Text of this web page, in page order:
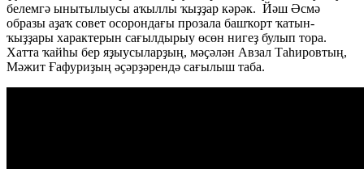
белемгә ынытылыусы аҡыллы ҡыҙҙар кәрәк. Йәш Әсмә
образы аҙаҡ совет осорондағы прозала башҡорт ҡатын-
ҡыҙҙары характерын сағылдырыу өсөн нигеҙ булып тора.
Хатта ҡайһы бер яҙыусыларҙың, мәҫәлән Авзал Таһировтың,
Мәжит Ғафуриҙың әҫәрҙәрендә сағылыш таба.